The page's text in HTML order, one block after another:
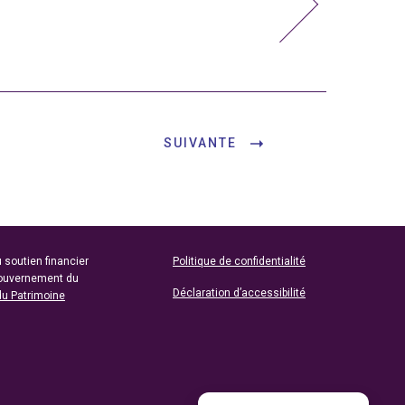
SUIVANTE
soutien financier
du
Patrimoine
Politique de confidentialité
Déclaration d’accessibilité